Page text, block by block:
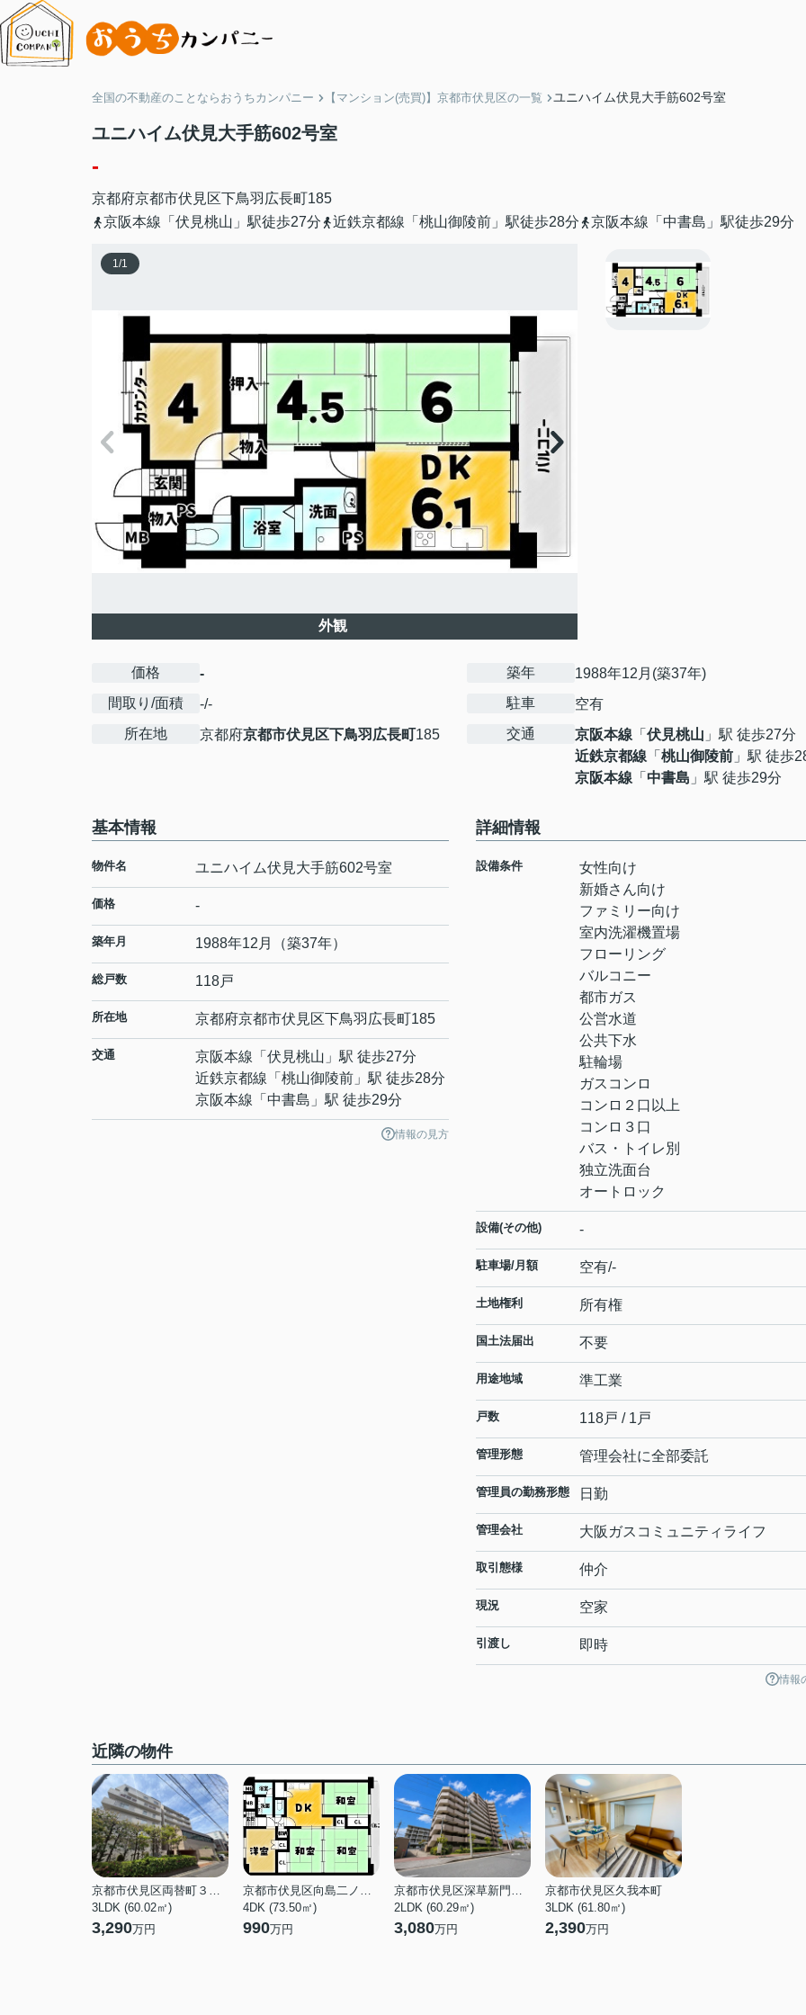
全国の不動産のことならおうちカンパニー 【マンション(売買)】京都市伏見区の一覧 ユニハイム伏見大手筋602号室
ユニハイム伏見大手筋602号室
-
京都府京都市伏見区下鳥羽広長町185
京阪本線「伏見桃山」駅徒歩27分
近鉄京都線「桃山御陵前」駅徒歩28分 京阪本線「中書島」駅徒歩29分
1/1
外観
価格
-
間取り/面積
-/-
所在地
京都府京都市伏見区下鳥羽広長町185
築年
1988年12月(築37年)
駐車
空有
交通
京阪本線 「 伏見桃山 」駅 徒歩27分
近鉄京都線 「 桃山御陵前 」駅 徒歩
京阪本線 「 中書島 」駅 徒歩29分
基本情報
物件名 ユニハイム伏見大手筋602号室
価格 -
築年月 1988年12月（築37年）
総戸数 118戸
所在地 京都府京都市伏見区下鳥羽広長町185
交通 京阪本線 「 伏見桃山 」駅 徒歩27分
近鉄京都線 「 桃山御陵前 」駅 徒歩28分
京阪本線 「 中書島 」駅 徒歩29分
情報の見方
詳細情報
設備条件
女性向け
新婚さん向け
ファミリー向け
室内洗濯機置場
フローリング
バルコニー
都市ガス
公営水道
公共下水
駐輪場
ガスコンロ
コンロ２口以上
コンロ３口
バス・トイレ別
独立洗面台
オートロック
設備(その他) -
駐車場/月額 空有/-
土地権利 所有権
国土法届出 不要
用途地域 準工業
戸数 118戸 / 1戸
管理形態 管理会社に全部委託
管理員の勤務形態 日勤
管理会社 大阪ガスコミュニティライフ
取引態様 仲介
現況 空家
引渡し 即時
情報
近隣の物件
京都市伏見区両替町３丁目
3LDK (60.02㎡)
3,290万円
京都市伏見区向島二ノ丸町
4DK (73.50㎡)
990万円
京都市伏見区深草新門丈町
2LDK (60.29㎡)
3,080万円
京都市伏見区久我本町
3LDK (61.80㎡)
2,390万円